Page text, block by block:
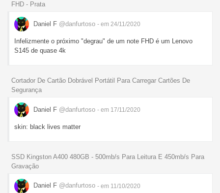
FHD - Prata
Daniel F @danfurtoso - em 24/11/2020
Infelizmente o próximo "degrau" de um note FHD é um Lenovo
S145 de quase 4k
Cortador De Cartão Dobrável Portátil Para Carregar Cartões De
Segurança
Daniel F @danfurtoso - em 17/11/2020
skin: black lives matter
SSD Kingston A400 480GB - 500mb/s Para Leitura E 450mb/s Para
Gravação
Daniel F @danfurtoso - em 11/10/2020